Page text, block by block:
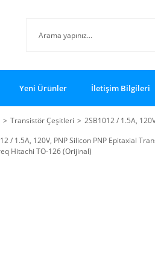
Yeni Ürünler İletişim Bilgileri
Transistör Çeşitleri
2SB1012 / 1.5A,